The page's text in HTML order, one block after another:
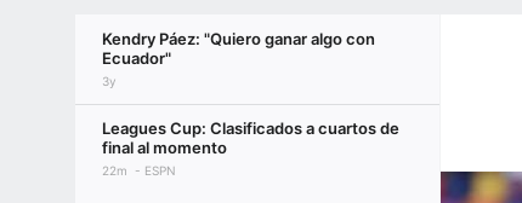
Kendry Páez: "Quiero ganar algo con
Ecuador"
3y
Leagues Cup: Clasificados a cuartos de
final al momento
22m ESPN